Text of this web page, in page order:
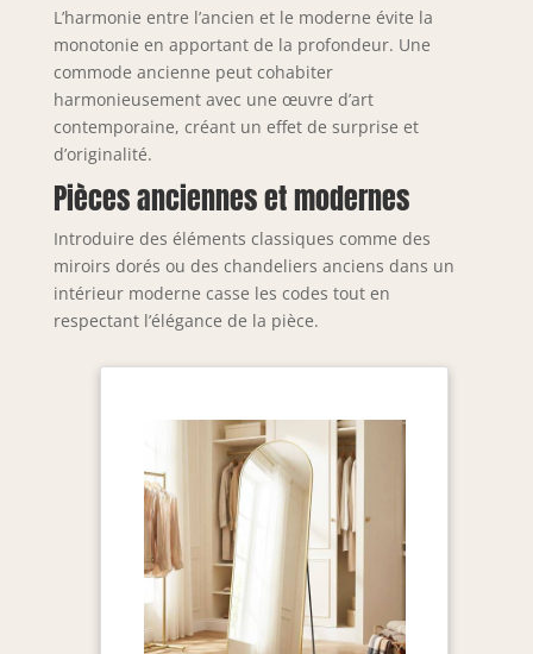
L’harmonie entre l’ancien et le moderne évite la
monotonie en apportant de la profondeur. Une
commode ancienne peut cohabiter
harmonieusement avec une œuvre d’art
contemporaine, créant un effet de surprise et
d’originalité.
Pièces anciennes et modernes
Introduire des éléments classiques comme des
miroirs dorés ou des chandeliers anciens dans un
intérieur moderne casse les codes tout en
respectant l’élégance de la pièce.